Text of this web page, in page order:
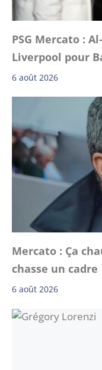
PSG Mercato :
Liverpool pour
6 août 2026
Mercato : Ça
chasse un cadre
6 août 2026